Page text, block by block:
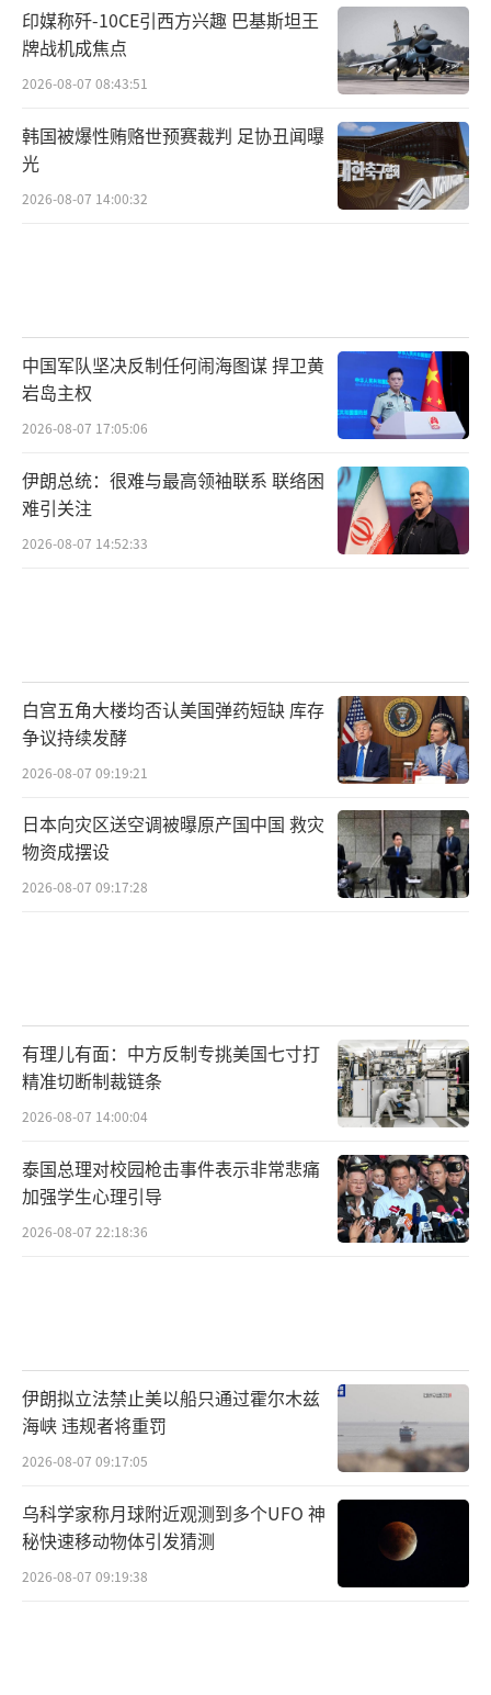
印媒称歼-10CE引西方兴趣 巴基斯坦王
牌战机成焦点
2026-08-07 08:43:51
韩国被爆性贿赂世预赛裁判 足协丑闻曝
光
2026-08-07 14:00:32
中国军队坚决反制任何闹海图谋 捍卫黄
岩岛主权
2026-08-07 17:05:06
伊朗总统：很难与最高领袖联系 联络困
难引关注
2026-08-07 14:52:33
白宫五角大楼均否认美国弹药短缺 库存
争议持续发酵
2026-08-07 09:19:21
日本向灾区送空调被曝原产国中国 救灾
物资成摆设
2026-08-07 09:17:28
有理儿有面：中方反制专挑美国七寸打
精准切断制裁链条
2026-08-07 14:00:04
泰国总理对校园枪击事件表示非常悲痛
加强学生心理引导
2026-08-07 22:18:36
伊朗拟立法禁止美以船只通过霍尔木兹
海峡 违规者将重罚
2026-08-07 09:17:05
乌科学家称月球附近观测到多个UFO 神
秘快速移动物体引发猜测
2026-08-07 09:19:38